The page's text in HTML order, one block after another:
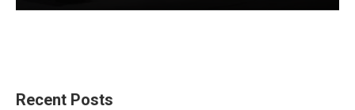
Recent Posts